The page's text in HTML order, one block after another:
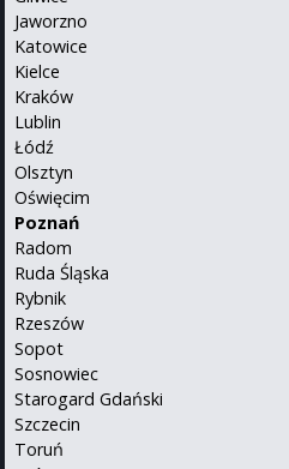
Jaworzno
Katowice
Kielce
Kraków
Lublin
Łódź
Olsztyn
Oświęcim
Poznań
Radom
Ruda Śląska
Rybnik
Rzeszów
Sopot
Sosnowiec
Starogard Gdański
Szczecin
Toruń